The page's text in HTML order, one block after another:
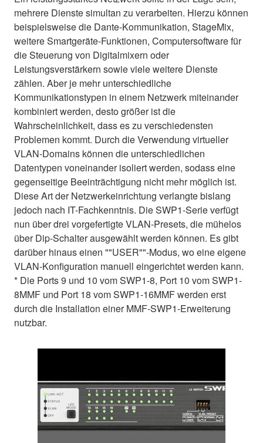
mehrere Dienste simultan zu verarbeiten. Hierzu können
beispielsweise die Dante-Kommunikation, StageMix,
weitere Smartgeräte-Funktionen, Computersoftware für
die Steuerung von Digitalmixern oder
Leistungsverstärkern sowie viele weitere Dienste
zählen. Aber je mehr unterschiedliche
Kommunikationstypen in einem Netzwerk miteinander
kombiniert werden, desto größer ist die
Wahrscheinlichkeit, dass es zu verschiedensten
Problemen kommt. Durch die Verwendung virtueller
VLAN-Domains können die unterschiedlichen
Datentypen voneinander isoliert werden, sodass eine
gegenseitige Beeinträchtigung nicht mehr möglich ist.
Diese Art der Netzwerkeinrichtung verlangte bislang
jedoch nach IT-Fachkenntnis. Die SWP1-Serie verfügt
nun über drei vorgefertigte VLAN-Presets, die mühelos
über Dip-Schalter ausgewählt werden können. Es gibt
darüber hinaus einen ""USER""-Modus, wo eine eigene
VLAN-Konfiguration manuell eingerichtet werden kann.
* Die Ports 9 und 10 vom SWP1-8, Port 10 vom SWP1-
8MMF und Port 18 vom SWP1-16MMF werden erst
durch die Installation einer MMF-SWP1-Erweiterung
nutzbar.